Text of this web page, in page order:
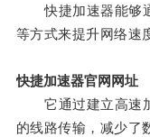
快捷加速器能够通
等方式来提升网络速
快捷加速器官网网址
它通过建立高速加
的线路传输，减少了